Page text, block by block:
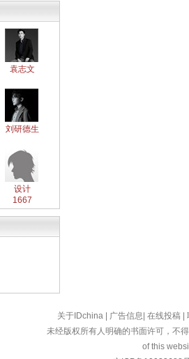
袁志文
刘研德生
设计
1667
关于IDchina 广告信息 在线投稿
未经版权所有人明确的书面许可，不
of this